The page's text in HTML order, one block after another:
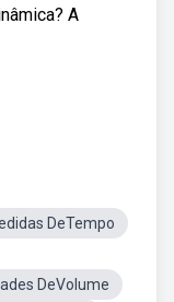
A
DeTempo
DeVolume